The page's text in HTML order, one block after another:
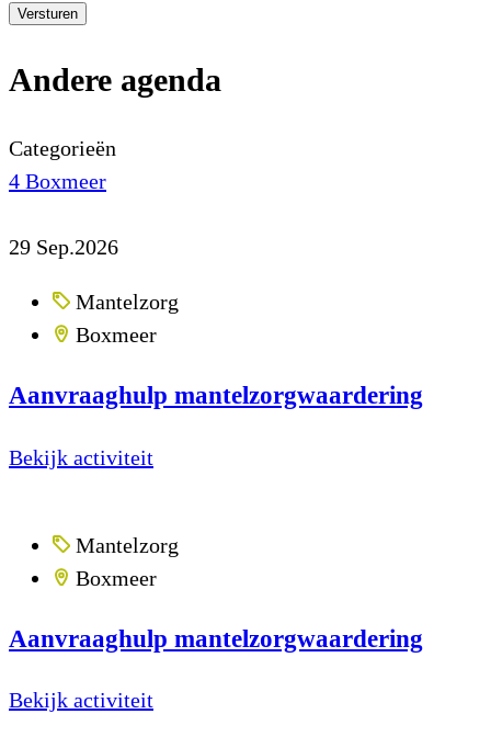
Versturen
Andere agenda
Categorieën
4 Boxmeer
29 Sep.2026
Mantelzorg
Boxmeer
Aanvraaghulp mantelzorgwaardering
Bekijk activiteit
Mantelzorg
Boxmeer
Aanvraaghulp mantelzorgwaardering
Bekijk activiteit